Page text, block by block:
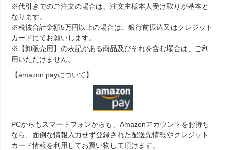
※代引きでのご注文の場合は、注文主様本人受け取りが基本と
なります。
※税抜合計金額5万円以上の場合は、銀行前振込又はクレジット
カードにてお願いします。
※【卸販売用】の表記がある商品及びそれを含む場合は、ご利
用いただけません。
【amazon payについて】
PCからもスマートフォンからも、Amazonアカウントをお持ち
なら、面倒な情報入力せず登録された配送先情報やクレジット
カード情報を利用してお買い物して頂けます。